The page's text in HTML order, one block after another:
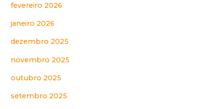
fevereiro 2026
janeiro 2026
dezembro 2025
novembro 2025
outubro 2025
setembro 2025